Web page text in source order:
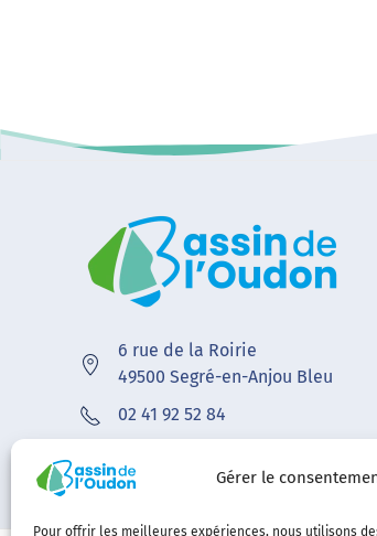
Gérer le
Pour offrir les meilleures expériences, nous utilisons
6 rue de la Roirie
49500 Segré-en-Anjou Bleu
02 41 92 52 84